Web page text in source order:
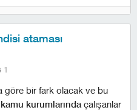
ataması
1
göre bir fark olacak ve bu
kamu kurumlarında çalışanlar